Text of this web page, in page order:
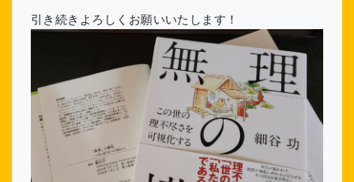
引き続きよろしくお願いいたします！